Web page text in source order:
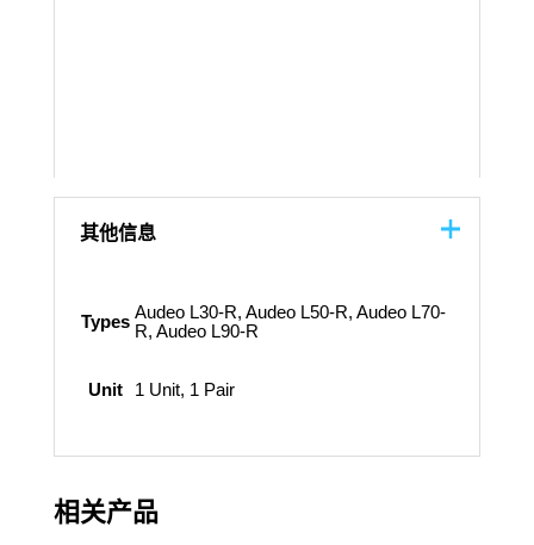
其他信息
Types Audeo L30-R, Audeo L50-R, Audeo L70-
R, Audeo L90-R
Unit 1 Unit, 1 Pair
相关产品